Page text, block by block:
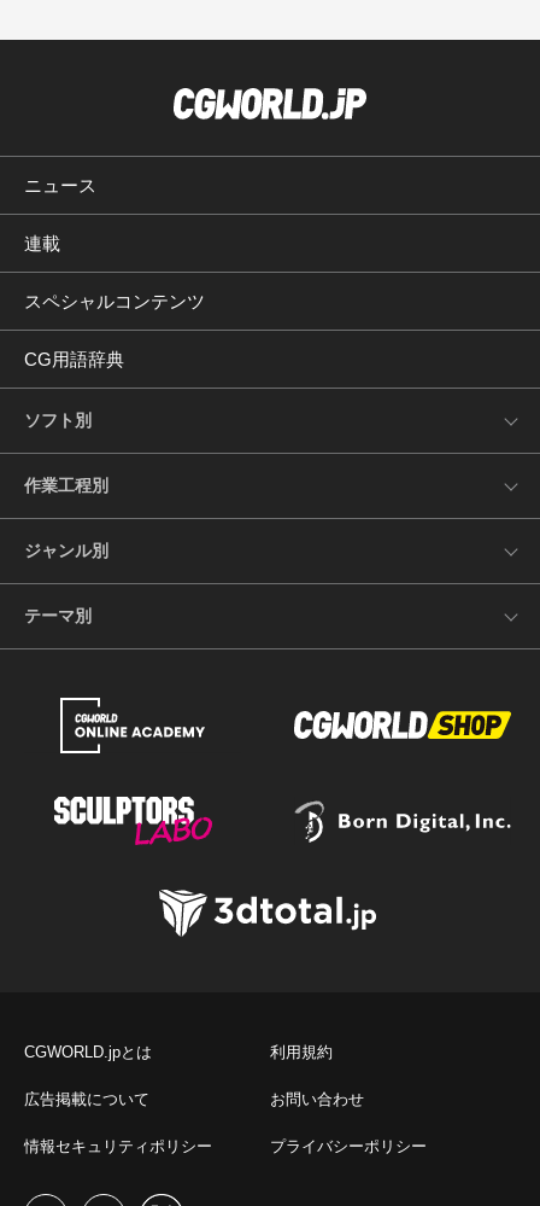
ニュース
連載
スペシャルコンテンツ
CG用語辞典
ソフト別
作業工程別
ジャンル別
テーマ別
CGWORLD.jpとは 利用規約
広告掲載について お問い合わせ
情報セキュリティポリシー プライバシーポリシー